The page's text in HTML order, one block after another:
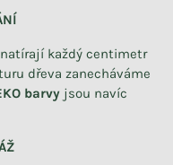
každý centimetr
dřeva zanecháváme
barvy jsou navíc